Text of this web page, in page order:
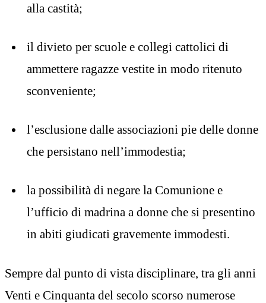
alla castità;
il divieto per scuole e collegi cattolici di
ammettere ragazze vestite in modo ritenuto
sconveniente;
l’esclusione dalle associazioni pie delle donne
che persistano nell’immodestia;
la possibilità di negare la Comunione e
l’ufficio di madrina a donne che si presentino
in abiti giudicati gravemente immodesti.
Sempre dal punto di vista disciplinare, tra gli anni
Venti e Cinquanta del secolo scorso numerose